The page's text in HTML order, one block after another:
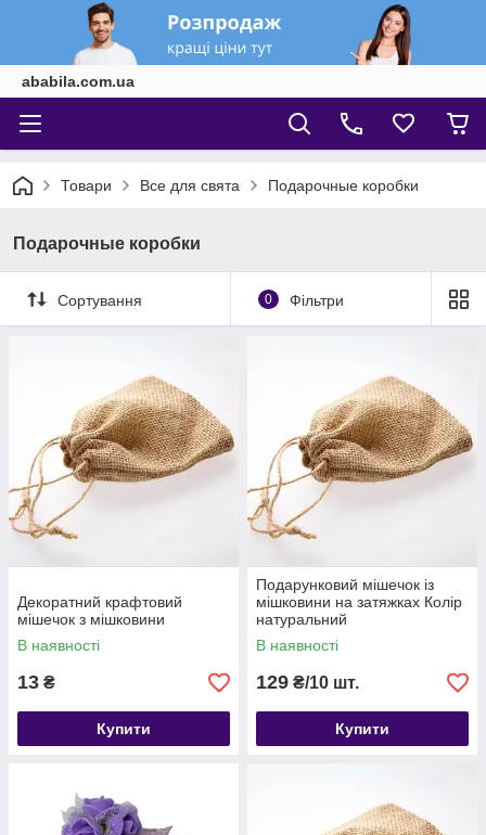
ababila.com.ua
Товари Все для свята Подарочные коробки
Подарочные коробки
Сортування 0 Фільтри
Декоратний крафтовий
мішечок з мішковини
В наявності
13 ₴
Купити
Подарунковий мішечок із
мішковини на затяжках Колір
натуральний
В наявності
129 ₴/10 шт.
Купити